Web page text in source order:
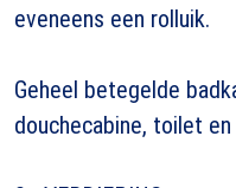
eveneens een rolluik.
Geheel betegelde
douchecabine, toilet